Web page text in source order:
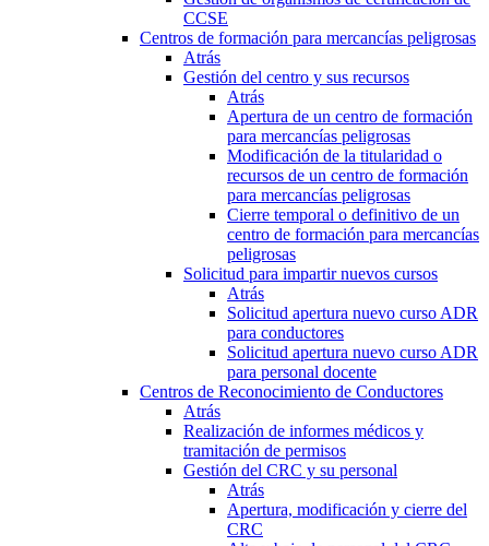
CCSE
Centros de formación para mercancías peligrosas
Atrás
Gestión del centro y sus recursos
Atrás
Apertura de un centro de formación
para mercancías peligrosas
Modificación de la titularidad o
recursos de un centro de formación
para mercancías peligrosas
Cierre temporal o definitivo de un
centro de formación para mercancías
peligrosas
Solicitud para impartir nuevos cursos
Atrás
Solicitud apertura nuevo curso ADR
para conductores
Solicitud apertura nuevo curso ADR
para personal docente
Centros de Reconocimiento de Conductores
Atrás
Realización de informes médicos y
tramitación de permisos
Gestión del CRC y su personal
Atrás
Apertura, modificación y cierre del
CRC